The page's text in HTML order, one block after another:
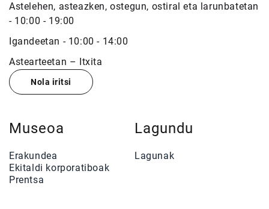
Astelehen, asteazken, ostegun, ostiral eta larunbatetan
- 10:00 - 19:00
Igandeetan - 10:00 - 14:00
Astearteetan – Itxita
Nola iritsi
Museoa
Erakundea
Ekitaldi korporatiboak
Prentsa
Lagundu
Lagunak